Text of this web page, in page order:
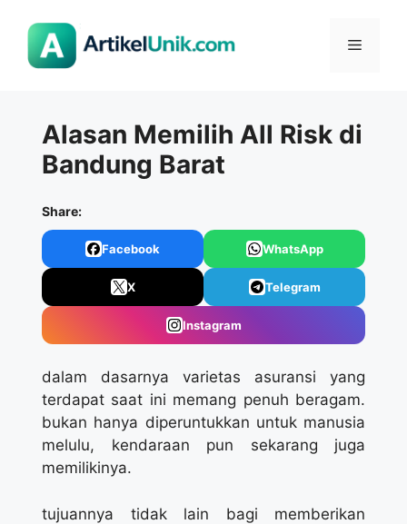
Menu
Alasan Memilih All Risk di
Bandung Barat
Share:
Facebook WhatsApp
X Telegram
Instagram
dalam dasarnya varietas asuransi yang
terdapat saat ini memang penuh beragam.
bukan hanya diperuntukkan untuk manusia
melulu, kendaraan pun sekarang juga
memilikinya.
tujuannya tidak lain bagi memberikan